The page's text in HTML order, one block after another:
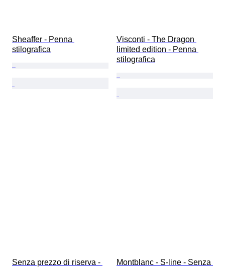
Sheaffer - Penna
stilografica
Visconti - The Dragon
limited edition - Penna
stilografica
Senza prezzo di riserva -
Montblanc - S-line - Senza